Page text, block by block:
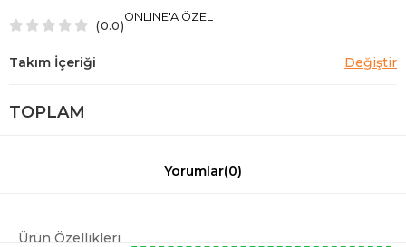
0.0
ONLINE'A ÖZEL
TOPLAM
Yorumlar(0)
Ürün Özellikleri